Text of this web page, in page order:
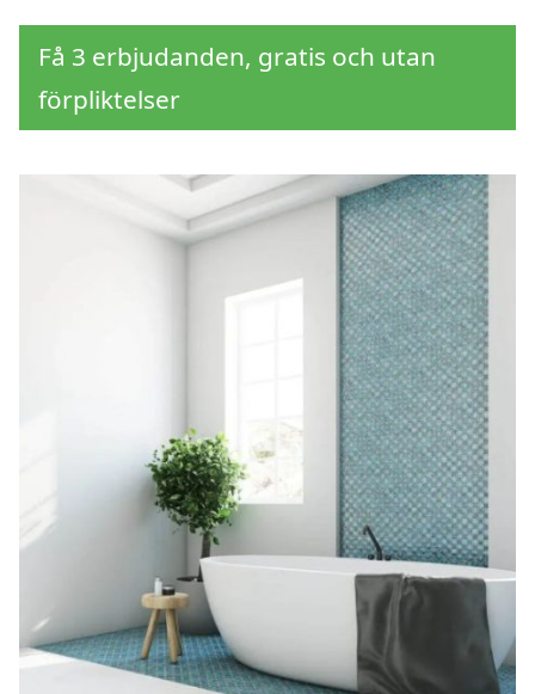
Få 3 erbjudanden, gratis och utan
förpliktelser